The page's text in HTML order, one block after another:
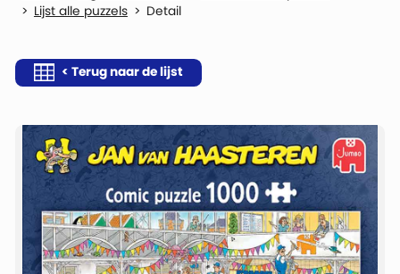
Lijst alle puzzels
Detail
< Terug naar de lijst